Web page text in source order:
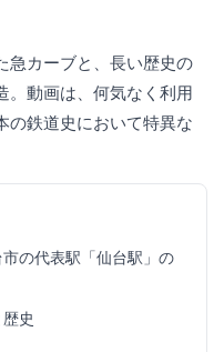
急カーブと、長い歴史の
。動画は、何気なく利用
の鉄道史において特異な
の代表駅「仙台駅」の
史